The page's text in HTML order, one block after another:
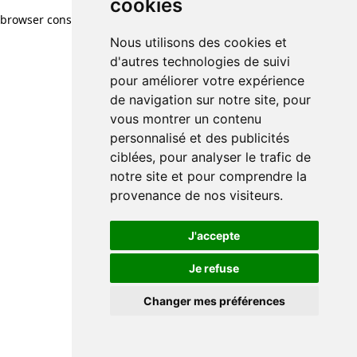
cookies
Nous utilisons des cookies et
d'autres technologies de suivi
pour améliorer votre expérience
de navigation sur notre site, pour
vous montrer un contenu
personnalisé et des publicités
ciblées, pour analyser le trafic de
notre site et pour comprendre la
provenance de nos visiteurs.
J'accepte
Je refuse
Changer mes préférences
browser console for more information)